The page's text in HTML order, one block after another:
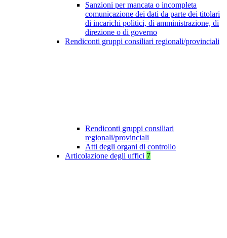
Sanzioni per mancata o incompleta
comunicazione dei dati da parte dei titolari
di incarichi politici, di amministrazione, di
direzione o di governo
Rendiconti gruppi consiliari regionali/provinciali
Rendiconti gruppi consiliari
regionali/provinciali
Atti degli organi di controllo
Articolazione degli uffici 7